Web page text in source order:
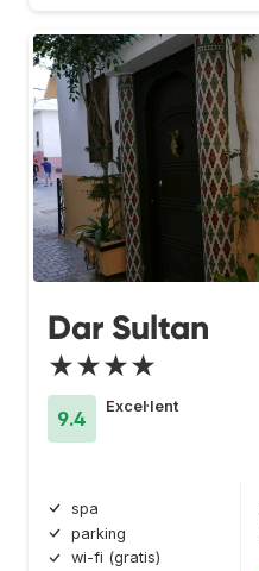
Dar Sultan
★★★★
9.4
Excel·lent
spa
parking
wi-fi (gratis)